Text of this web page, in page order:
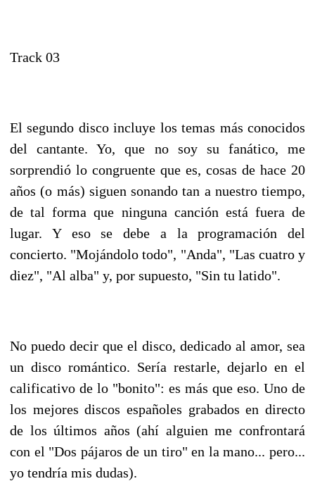
Track 03
El segundo disco incluye los temas más conocidos
del cantante. Yo, que no soy su fanático, me
sorprendió lo congruente que es, cosas de hace 20
años (o más) siguen sonando tan a nuestro tiempo,
de tal forma que ninguna canción está fuera de
lugar. Y eso se debe a la programación del
concierto. "Mojándolo todo", "Anda", "Las cuatro y
diez", "Al alba" y, por supuesto, "Sin tu latido".
No puedo decir que el disco, dedicado al amor, sea
un disco romántico. Sería restarle, dejarlo en el
calificativo de lo "bonito": es más que eso. Uno de
los mejores discos españoles grabados en directo
de los últimos años (ahí alguien me confrontará
con el "Dos pájaros de un tiro" en la mano... pero...
yo tendría mis dudas).